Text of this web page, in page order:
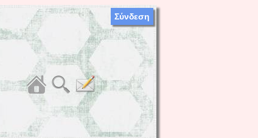
Σύνδεση